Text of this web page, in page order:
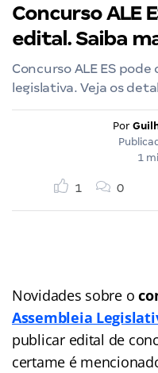
Concurso ALE
edital. Saiba
Concurso ALE ES
legislativa. Veja os
Por
1
1 0
Novidades sobre o
Assembleia
publicar edital de
certame é